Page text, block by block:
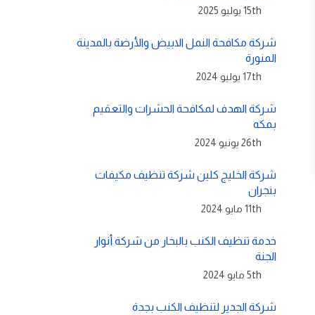
15th يوليو 2025
شركة مكافحة النمل الابيض والأرضة بالمدينة
المنورة
17th يوليو 2024
شركة الهدف لمكافحة الحشرات والتعقيم
بمكه
26th يونيو 2024
شركة الخليج كلين شركة تنظيف مكيفات
بنجران
11th مايو 2024
خدمة تنظيف الكنب بالبخار من شركة أنوار
الجنة
5th مايو 2024
شركة الجدير لتنظيف الكنب بجدة